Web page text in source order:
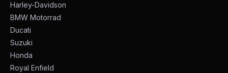
Harley-Davidson
BMW Motorrad
Ducati
Suzuki
Honda
Royal Enfield